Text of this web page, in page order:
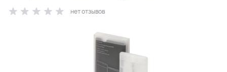
нет отзывов